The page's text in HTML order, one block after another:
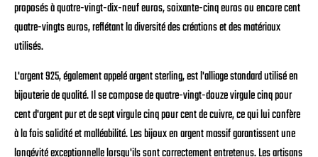
proposés à quatre-vingt-dix-neuf euros, soixante-cinq euros ou encore cent
quatre-vingts euros, reflétant la diversité des créations et des matériaux
utilisés.
L'argent 925, également appelé argent sterling, est l'alliage standard utilisé en
bijouterie de qualité. Il se compose de quatre-vingt-douze virgule cinq pour
cent d'argent pur et de sept virgule cinq pour cent de cuivre, ce qui lui confère
à la fois solidité et malléabilité. Les bijoux en argent massif garantissent une